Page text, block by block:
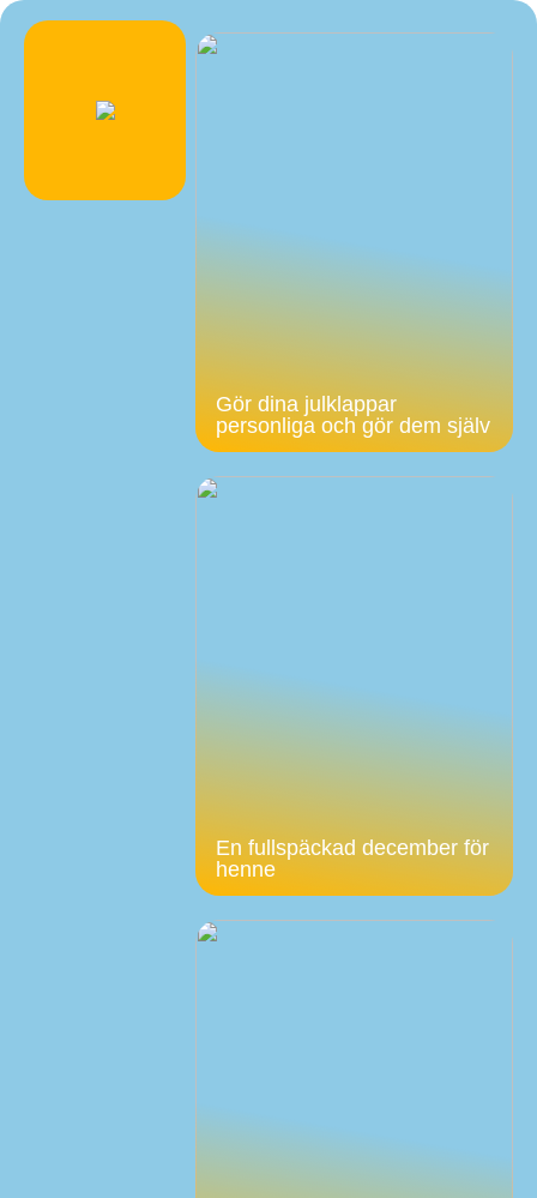
Gör dina julklappar
personliga och gör dem själv
En fullspäckad december för
henne